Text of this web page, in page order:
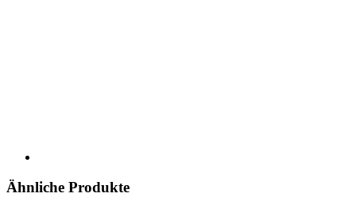
Ähnliche Produkte